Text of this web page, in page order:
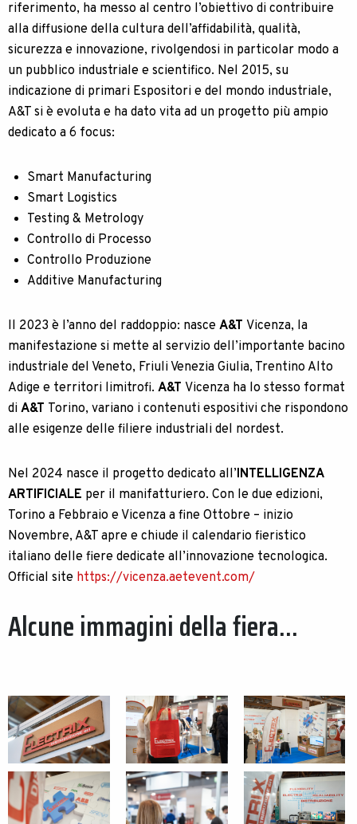
riferimento, ha messo al centro l’obiettivo di contribuire
alla diffusione della cultura dell’affidabilità, qualità,
sicurezza e innovazione, rivolgendosi in particolar modo a
un pubblico industriale e scientifico. Nel 2015, su
indicazione di primari Espositori e del mondo industriale,
A&T si è evoluta e ha dato vita ad un progetto più ampio
dedicato a 6 focus:
Smart Manufacturing
Smart Logistics
Testing & Metrology
Controllo di Processo
Controllo Produzione
Additive Manufacturing
Il 2023 è l’anno del raddoppio: nasce A&T Vicenza, la
manifestazione si mette al servizio dell’importante bacino
industriale del Veneto, Friuli Venezia Giulia, Trentino Alto
Adige e territori limitrofi. A&T Vicenza ha lo stesso format
di A&T Torino, variano i contenuti espositivi che rispondono
alle esigenze delle filiere industriali del nordest.
Nel 2024 nasce il progetto dedicato all’INTELLIGENZA
ARTIFICIALE per il manifatturiero. Con le due edizioni,
Torino a Febbraio e Vicenza a fine Ottobre – inizio
Novembre, A&T apre e chiude il calendario fieristico
italiano delle fiere dedicate all’innovazione tecnologica.
Official site https://vicenza.aetevent.com/
Alcune immagini della fiera...